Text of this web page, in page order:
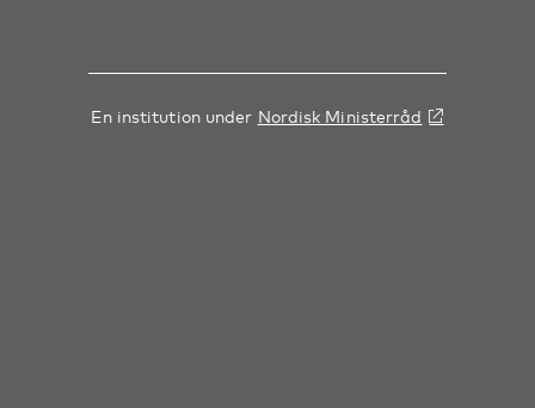
En institution under Nordisk Ministerråd